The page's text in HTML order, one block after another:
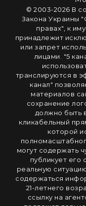
© 2003-2026 В
Закона Украины
правах", к
принадлежит
или запрет
лицами. "5
транслируются в
канал"
материалов
сохранение
должно быть
кликабельный
которой
могут содержать
публикует
реальную
содержаться
21-летнего
ссылку на